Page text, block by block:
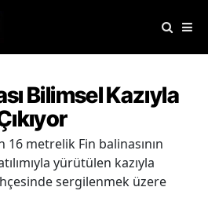
Bilimsel Kazıyla
16 metrelik Fin balinasının
yürütülen kazıyla
sergilenmek üzere